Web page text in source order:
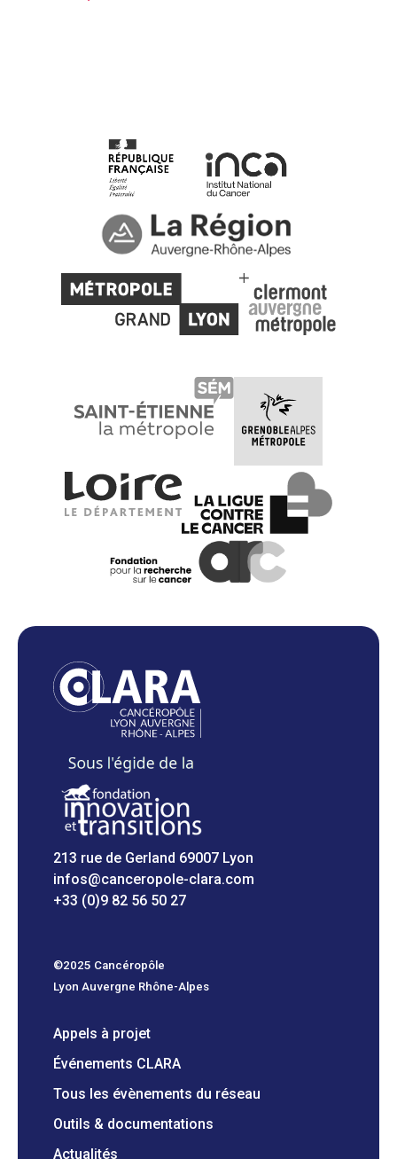
213 rue de Gerland 69007 Lyon
infos@canceropole-clara.com
+33 (0)9 82 56 50 27
©2025 Cancéropôle
Lyon Auvergne Rhône-Alpes
Appels à projet
Événements CLARA
Tous les évènements du réseau
Outils & documentations
Actualités